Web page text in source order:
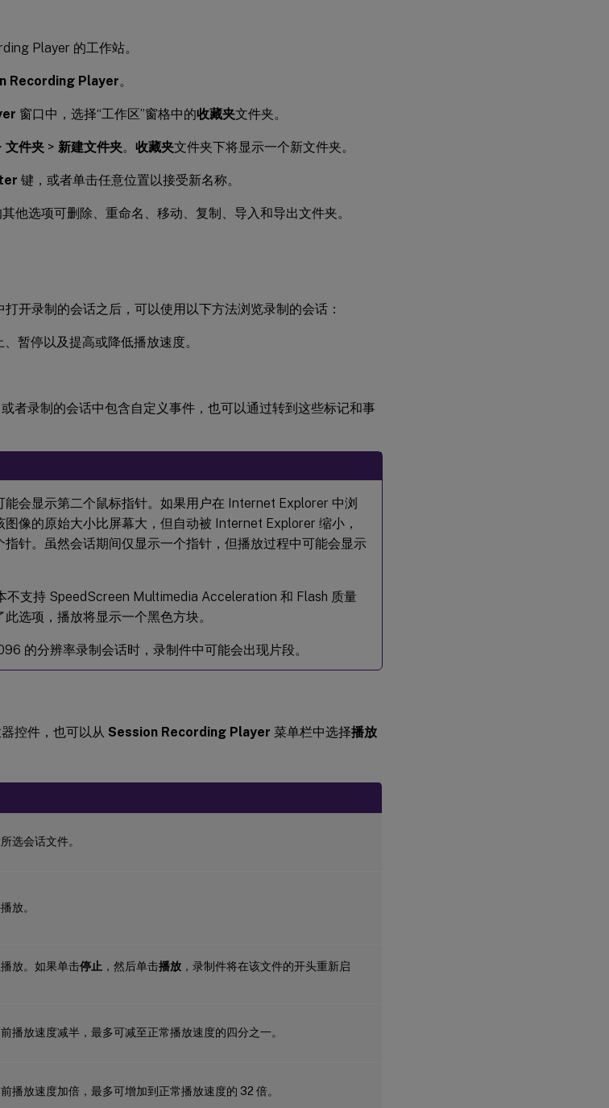
Player 的工作站。
Recording Player。
窗口中，选择“工作区”窗格中的收藏夹文件夹。
文件夹 > 新建文件夹。 收藏夹文件夹下将显示一个新文件夹。
键，或者单击任意位置以接受新名称。
他选项可删除、重命名、移动、复制、导入和导出文件夹。
开录制的会话之后，可以使用以下方法浏览录制的会话：
暂停以及提高或降低播放速度。
者录制的会话中包含自定义事件，也可以通过转到这些标记和事
会显示第二个鼠标指针。如果用户在 Internet Explorer 中浏
像的原始大小比屏幕大，但自动被 Internet Explorer 缩小，
指针。虽然会话期间仅显示一个指针，但播放过程中可能会显示
不支持 SpeedScreen Multimedia Acceleration 和 Flash 质量
选项，播放将显示一个黑色方块。
的分辨率录制会话时，录制件中可能会出现片段。
控件，也可以从 Session Recording Player 菜单栏中选择播放
选会话文件。
放。
放。如果单击停止 ，然后单击播放 ，录制件将在该文件的开头重新启
播放速度减半，最多可减至正常播放速度的四分之一。
播放速度加倍，最多可增加到正常播放速度的 32 倍。